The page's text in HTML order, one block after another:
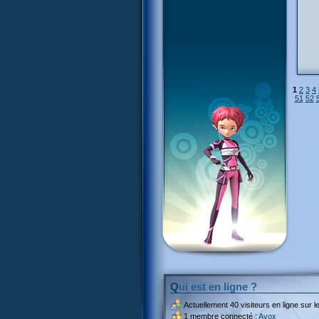
1 2 3 4
51 52
Qui est en ligne ?
Actuellement 40 visiteurs en ligne sur
1 membre connecté :Avox